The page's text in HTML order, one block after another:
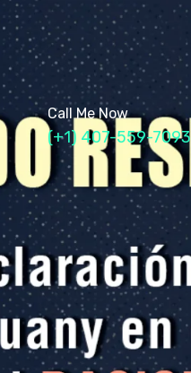
Call Me Now
(+1) 407-559-7093